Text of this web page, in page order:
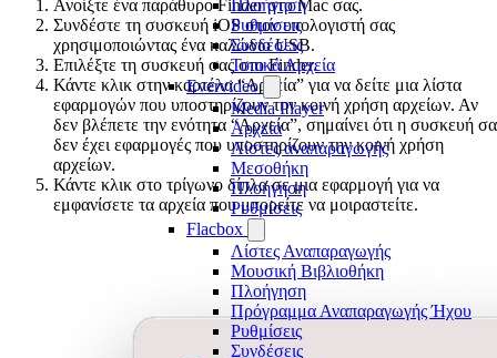
Πλοήγηση
Ρυθμίσεις
Συνδέσεις
Τοπικά Αρχεία
Evervideo
Media Player
Αρχεία
Λίστες αναπαραγωγής
Μεσοθήκη
Πλοήγηση
Ρυθμίσεις
Flacbox
Λίστες Αναπαραγωγής
Μουσική Βιβλιοθήκη
Πλοήγηση
Πρόγραμμα Αναπαραγωγής Ήχου
Ρυθμίσεις
Συνδέσεις
Ανοίξτε ένα παράθυρο Finder στο Mac σας.
Συνδέστε τη συσκευή iOS στον υπολογιστή σας
χρησιμοποιώντας ένα καλώδιο USB.
Επιλέξτε τη συσκευή σας στο Finder.
Κάντε κλικ στην καρτέλα “Αρχεία” για να δείτε μια λίστα
εφαρμογών που υποστηρίζουν την κοινή χρήση αρχείων. Αν
δεν βλέπετε την ενότητα “Αρχεία”, σημαίνει ότι η συσκευή
δεν έχει εφαρμογές που υποστηρίζουν την κοινή χρήση
αρχείων.
Κάντε κλικ στο τρίγωνο δίπλα σε μια εφαρμογή για να
εμφανίσετε τα αρχεία που μπορείτε να μοιραστείτε.